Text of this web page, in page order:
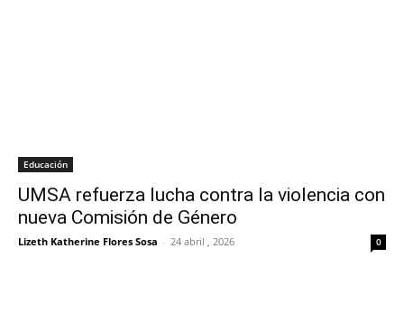
Educación
UMSA refuerza lucha contra la violencia con
nueva Comisión de Género
Lizeth Katherine Flores Sosa - 24 abril , 2026 0